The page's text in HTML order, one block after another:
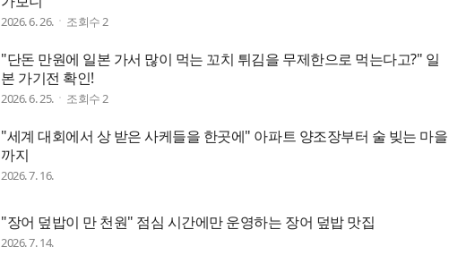
2026. 6. 26. 조회수2
"단돈 만원에 일본 가서 많이 먹는 꼬치 튀김을 무제한으로 먹는다고?" 일
본 가기전 확인!
2026. 6. 25. 조회수2
"세계 대회에서 상 받은 사케들을 한곳에" 아파트 양조장부터 술 빚는 마을
까지
2026. 7. 16.
"장어 덮밥이 만 천원" 점심 시간에만 운영하는 장어 덮밥 맛집
2026. 7. 14.